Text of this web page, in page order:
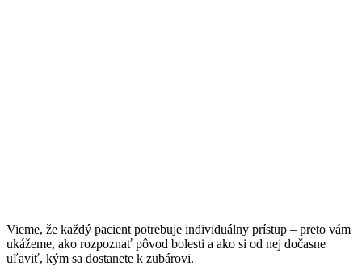
Vieme, že každý pacient potrebuje individuálny prístup – preto vám
ukážeme, ako rozpoznať pôvod bolesti a ako si od nej dočasne
uľaviť, kým sa dostanete k zubárovi.